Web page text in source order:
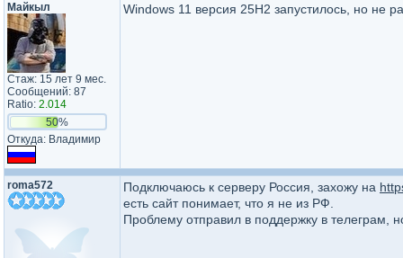
Майкыл
Стаж: 15 лет 9 мес.
Сообщений: 87
Ratio: 2.014
50%
Откуда: Владимир
Windows 11 версия 25Н2 запустилось, но не
roma572 Подключаюсь к серверу Россия, захожу на
есть сайт понимает, что я не из РФ.
Проблему отправил в поддержку в телеграм,